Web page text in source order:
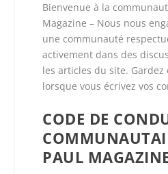
Bienvenue à la
Magazine – Nous nous
une communauté
activement dans des
les articles du site. Gardez
lorsque vous écrivez vos
CODE DE
PAUL